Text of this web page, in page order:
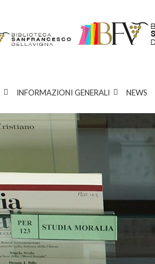
INFORMAZIONI GENERALI NEWS